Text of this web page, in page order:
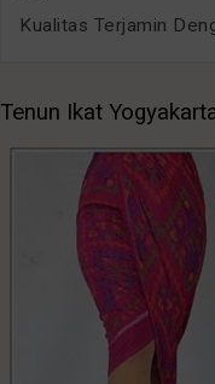
Kualitas Terjamin
Tenun Ikat